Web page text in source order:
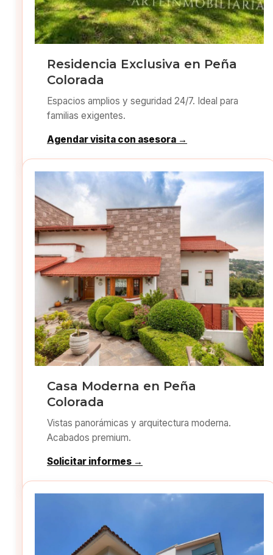
Residencia Exclusiva en Peña
Colorada
Espacios amplios y seguridad 24/7. Ideal para
familias exigentes.
Agendar visita con asesora →
Casa Moderna en Peña
Colorada
Vistas panorámicas y arquitectura moderna.
Acabados premium.
Solicitar informes →